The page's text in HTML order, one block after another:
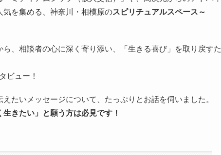
を集める、神奈川・相模原のスピリチュアルスペース～
、相談者の心に深く寄り添い、「生きる喜び」を取り戻すた
ビュー！
たいメッセージについて、たっぷりとお話を伺いました。
きたい」と願う方は必見です！